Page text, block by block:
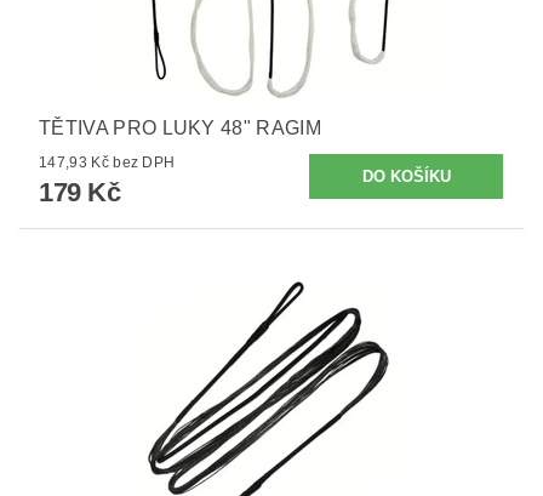
TĚTIVA PRO LUKY 48" RAGIM
147,93 Kč bez DPH
179 Kč